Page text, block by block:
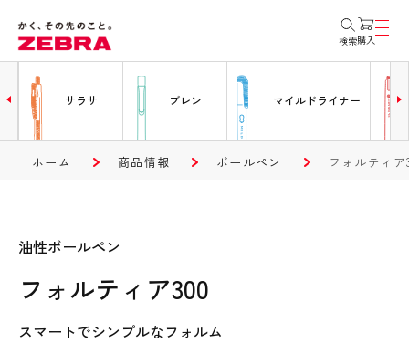
検索購入
サラサ ブレン マイルドライナー
ホーム 商品情報 ボールペン フォルティ
油性ボールペン
フォルティア300
スマートでシンプルなフォルム